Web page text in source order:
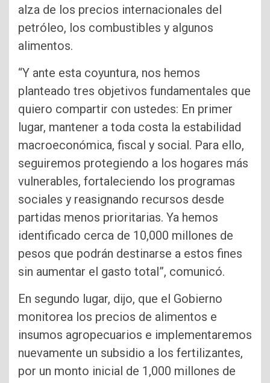
alza de los precios internacionales del
petróleo, los combustibles y algunos
alimentos.
“Y ante esta coyuntura, nos hemos
planteado tres objetivos fundamentales que
quiero compartir con ustedes: En primer
lugar, mantener a toda costa la estabilidad
macroeconómica, fiscal y social. Para ello,
seguiremos protegiendo a los hogares más
vulnerables, fortaleciendo los programas
sociales y reasignando recursos desde
partidas menos prioritarias. Ya hemos
identificado cerca de 10,000 millones de
pesos que podrán destinarse a estos fines
sin aumentar el gasto total”, comunicó.
En segundo lugar, dijo, que el Gobierno
monitorea los precios de alimentos e
insumos agropecuarios e implementaremos
nuevamente un subsidio a los fertilizantes,
por un monto inicial de 1,000 millones de